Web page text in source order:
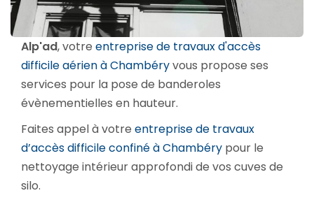
Alp'ad, votre entreprise de travaux d'accès
difficile aérien à Chambéryvous propose ses
services pour la pose de banderoles
évènementielles en hauteur.
Faites appel à votre entreprise de travaux
d’accès difficile confiné à Chambéry pour le
nettoyage intérieur approfondi de vos cuves de
silo.